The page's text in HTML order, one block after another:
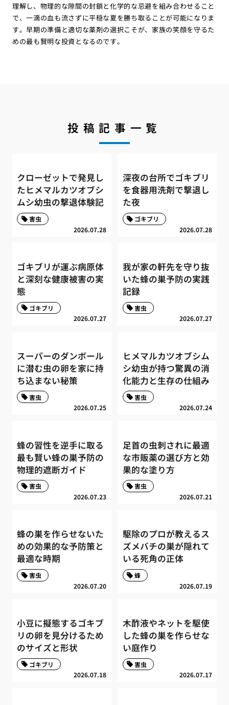
理解し、物理的な隙間の封鎖と化学的な忌避を組み合わせること
で、一滴の血も流さずに平穏な夏を勝ち取ることが可能になりま
す。早期の準備と適切な薬剤の選択こそが、家族の笑顔を守るた
めの最も賢明な投資となるのです。
投稿記事一覧
クローゼットで発見し
たヒメマルカツオブシ
ムシ幼虫の撃退体験記
2026.07.28
害虫
深夜の台所でゴキブリ
を食器用洗剤で撃退し
た夜
2026.07.28
ゴキブリ
ゴキブリが運ぶ病原体
と深刻な健康被害の実
態
2026.07.27
ゴキブリ
我が家の軒先を守り抜
いた蜂の巣予防の実践
記録
2026.07.27
害虫
スーパーのダンボール
に潜む虫の卵を家に持
ち込まない秘策
2026.07.25
害虫
ヒメマルカツオブシム
シ幼虫が持つ驚異の消
化能力と生存の仕組み
2026.07.24
害虫
蜂の習性を逆手に取る
最も賢い蜂の巣予防の
物理的遮断ガイド
2026.07.23
害虫
足首の虫刺されに最適
な市販薬の選び方と効
果的な塗り方
2026.07.21
害虫
蜂の巣を作らせないた
めの効果的な予防策と
最適な時期
2026.07.20
害虫
駆除のプロが教えるス
ズメバチの巣が隠れて
いる死角の正体
2026.07.19
蜂
小豆に擬態するゴキブ
リの卵を見分けるため
のサイズと形状
2026.07.18
ゴキブリ
木酢液やネットを駆使
した蜂の巣を作らせな
い庭作り
2026.07.17
害虫